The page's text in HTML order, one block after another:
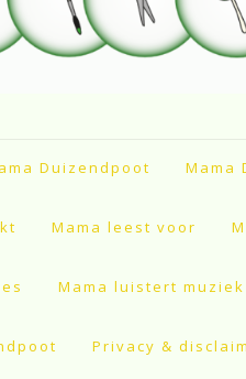
Duizendpoot Mama
Mama leest voor
Mama luistert muziek
Privacy &